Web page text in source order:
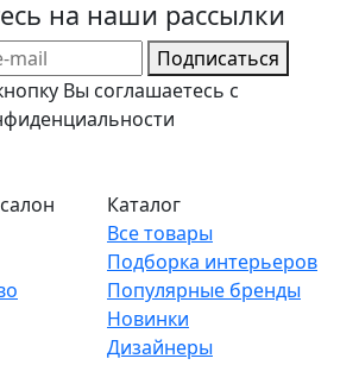
Каталог
Все товары
Подборка интерьеров
Популярные бренды
Новинки
Дизайнеры
на наши рассылки
Подписаться
Вы соглашаетесь с